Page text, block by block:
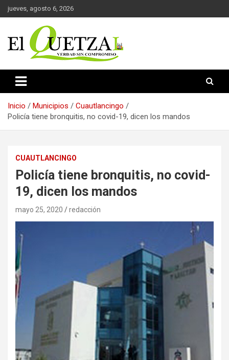
Saltar
al
jueves, agosto 6, 2026
El Quetzal de Cholula
Inicio Municipios
Cuautlancingo
Policía tiene bronquitis, no covid-19, dicen los mandos
CUAUTLANCINGO
Policía tiene bronquitis, no covid-
19, dicen los mandos
mayo 25, 2020 redacción